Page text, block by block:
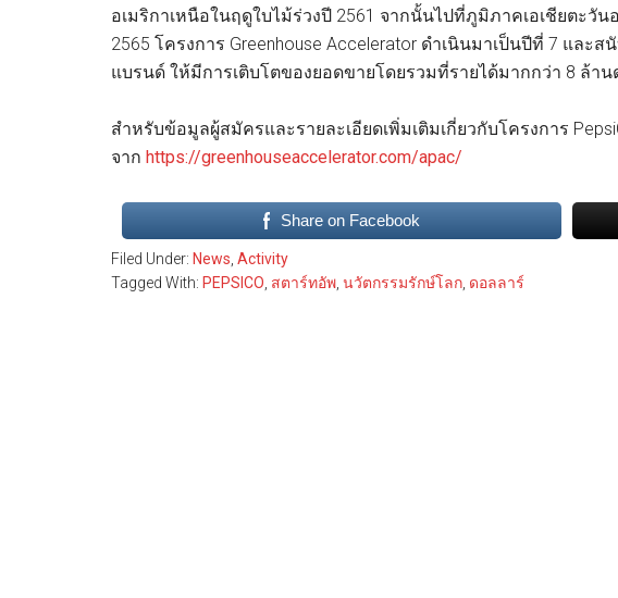
อเมริกาเหนือในฤดูใบไม้ร่วงปี 2561 จากนั้นไปที่ภูมิภาคเอเชียตะวัน
2565 โครงการ Greenhouse Accelerator ดำเนินมาเป็นปีที่ 7 แล
แบรนด์ ให้มีการเติบโตของยอดขายโดยรวมที่รายได้มากกว่า 8 ล้า
สำหรับข้อมูลผู้สมัครและรายละเอียดเพิ่มเติมเกี่ยวกับโครงการ
จาก https://greenhouseaccelerator.com/apac/
Share on Facebook
Filed Under: News, Activity
Tagged With: PEPSICO, สตาร์ทอัพ, นวัตกรรมรักษ์โลก, ดอลลาร์